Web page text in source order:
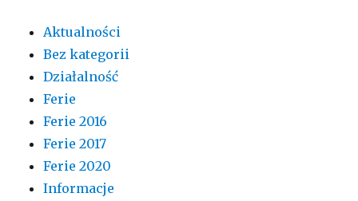
Aktualności
Bez kategorii
Działalność
Ferie
Ferie 2016
Ferie 2017
Ferie 2020
Informacje